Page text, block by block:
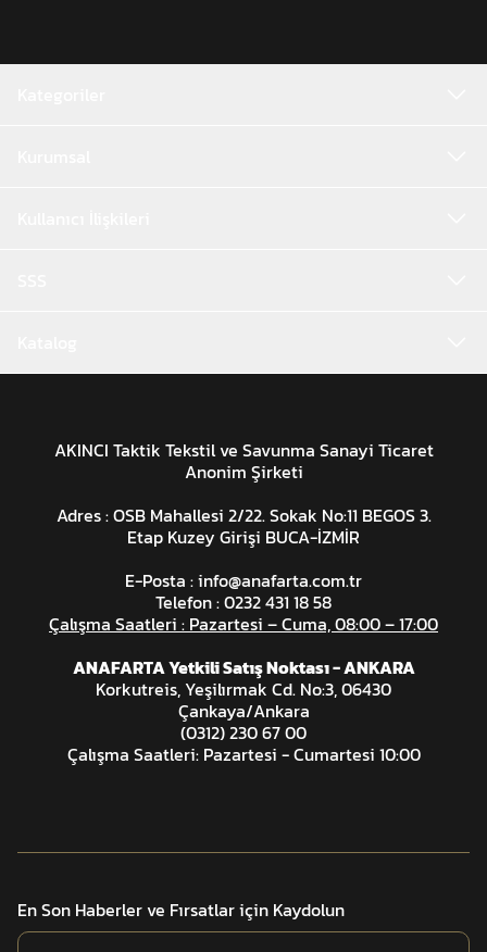
AKINCI Taktik Tekstil ve Savunma Sanayi Ticaret
Anonim Şirketi
Adres : OSB Mahallesi 2/22. Sokak No:11 BEGOS 3.
Etap Kuzey Girişi BUCA-İZMİR
E-Posta :info@anafarta.com.tr
Telefon : 0232 431 18 58
Çalışma Saatleri : Pazartesi – Cuma, 08:00 – 17:00
ANAFARTA Yetkili Satış Noktası - ANKARA
Korkutreis, Yeşilırmak Cd. No:3, 06430
Çankaya/Ankara
(0312) 230 67 00
Çalışma Saatleri: Pazartesi - Cumartesi 10:00
En Son Haberler ve Fırsatlar için Kaydolun